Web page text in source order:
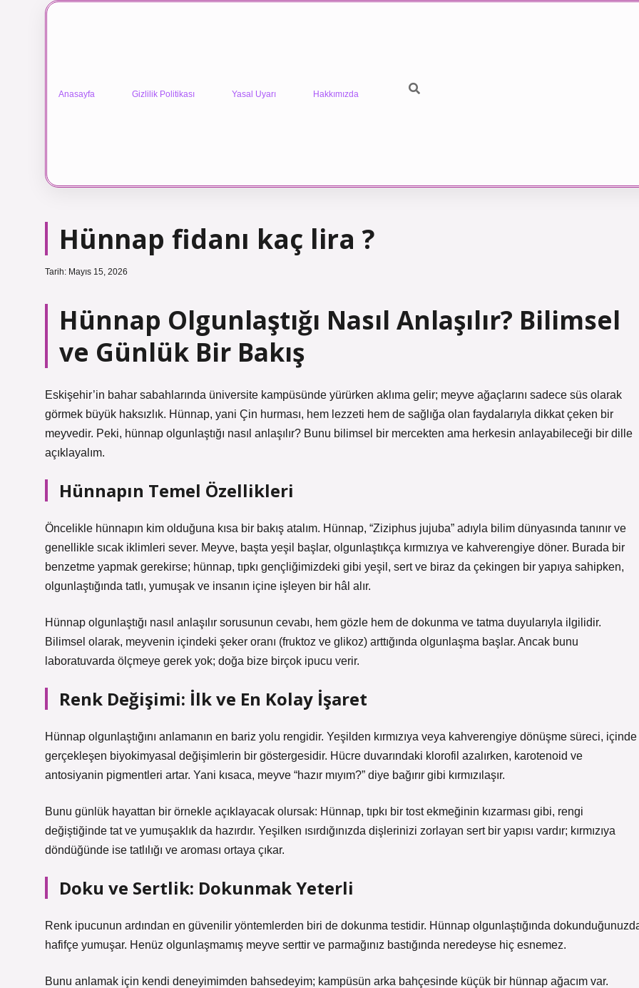
Anasayfa Gizlilik Politikası Yasal Uyarı Hakkımızda
Hünnap fidanı kaç lira ?
Tarih: Mayıs 15, 2026
Hünnap Olgunlaştığı Nasıl Anlaşılır? Bilimsel
ve Günlük Bir Bakış
Eskişehir’in bahar sabahlarında üniversite kampüsünde yürürken aklıma gelir; meyve ağaçlarını sadece süs olarak
görmek büyük haksızlık. Hünnap, yani Çin hurması, hem lezzeti hem de sağlığa olan faydalarıyla dikkat çeken bir
meyvedir. Peki, hünnap olgunlaştığı nasıl anlaşılır? Bunu bilimsel bir mercekten ama herkesin anlayabileceği bir dille
açıklayalım.
Hünnapın Temel Özellikleri
Öncelikle hünnapın kim olduğuna kısa bir bakış atalım. Hünnap, “Ziziphus jujuba” adıyla bilim dünyasında tanınır ve
genellikle sıcak iklimleri sever. Meyve, başta yeşil başlar, olgunlaştıkça kırmızıya ve kahverengiye döner. Burada bir
benzetme yapmak gerekirse; hünnap, tıpkı gençliğimizdeki gibi yeşil, sert ve biraz da çekingen bir yapıya sahipken,
olgunlaştığında tatlı, yumuşak ve insanın içine işleyen bir hâl alır.
Hünnap olgunlaştığı nasıl anlaşılır sorusunun cevabı, hem gözle hem de dokunma ve tatma duyularıyla ilgilidir.
Bilimsel olarak, meyvenin içindeki şeker oranı (fruktoz ve glikoz) arttığında olgunlaşma başlar. Ancak bunu
laboratuvarda ölçmeye gerek yok; doğa bize birçok ipucu verir.
Renk Değişimi: İlk ve En Kolay İşaret
Hünnap olgunlaştığını anlamanın en bariz yolu rengidir. Yeşilden kırmızıya veya kahverengiye dönüşme süreci, içinde
gerçekleşen biyokimyasal değişimlerin bir göstergesidir. Hücre duvarındaki klorofil azalırken, karotenoid ve
antosiyanin pigmentleri artar. Yani kısaca, meyve “hazır mıyım?” diye bağırır gibi kırmızılaşır.
Bunu günlük hayattan bir örnekle açıklayacak olursak: Hünnap, tıpkı bir tost ekmeğinin kızarması gibi, rengi
değiştiğinde tat ve yumuşaklık da hazırdır. Yeşilken ısırdığınızda dişlerinizi zorlayan sert bir yapısı vardır; kırmızıya
döndüğünde ise tatlılığı ve aroması ortaya çıkar.
Doku ve Sertlik: Dokunmak Yeterli
Renk ipucunun ardından en güvenilir yöntemlerden biri de dokunma testidir. Hünnap olgunlaştığında
hafifçe yumuşar. Henüz olgunlaşmamış meyve serttir ve parmağınız bastığında neredeyse hiç esnemez.
Bunu anlamak için kendi deneyimimden bahsedeyim; kampüsün arka bahçesinde küçük bir hünnap ağacım var.